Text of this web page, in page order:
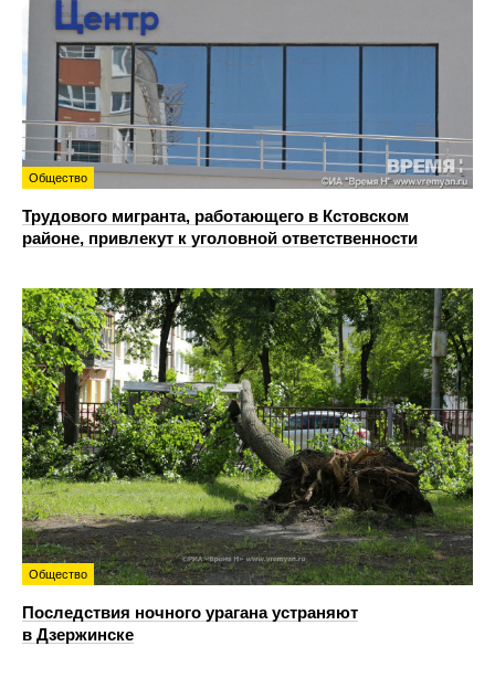
Общество
Трудового мигранта, работающего в Кстовском
районе, привлекут к уголовной ответственности
Общество
Последствия ночного урагана устраняют
в Дзержинске